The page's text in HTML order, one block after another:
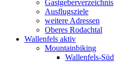
Gastgeberverzeichnis
Ausflugsziele
weitere Adressen
Oberes Rodachtal
Wallenfels aktiv
Mountainbiking
Wallenfels-Süd